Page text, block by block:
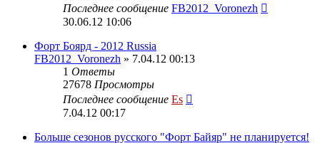
Последнее сообщение FB2012_Voronezh
30.06.12 10:06
Форт Боярд - 2012 Russia
FB2012_Voronezh » 7.04.12 00:13
1 Ответы
27678 Просмотры
Последнее сообщение Es
7.04.12 00:17
Больше сезонов русского "Форт Байяр" не планируется!